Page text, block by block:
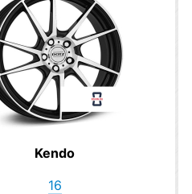
Kendo
16